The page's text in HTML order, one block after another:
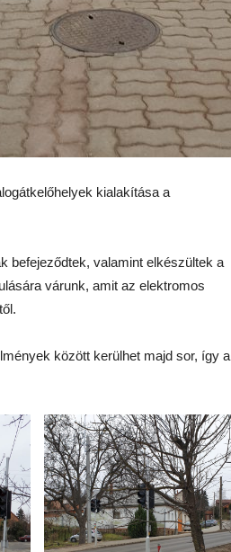
kialakítása a
befejeződtek, valamint elkészültek a
várunk, amit az elektromos
között kerülhet majd sor, így a